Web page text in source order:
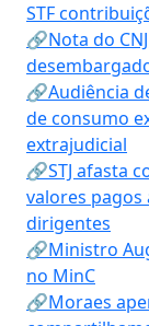
STF
🔗Nota do
🔗Audiência
de consumo
extrajudicial
🔗STJ afasta
valores pagos
dirigentes
🔗Ministro
no MinC
🔗Moraes